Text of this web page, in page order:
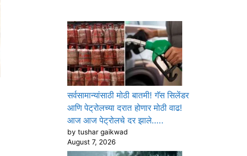
सर्वसामान्यांसाठी मोठी बातमी! गॅस सिलेंडर
आणि पेट्रोलच्या दरात होणार मोठी वाढ!
आज आज पेट्रोलचे दर झाले…..
by tushar gaikwad
August 7, 2026